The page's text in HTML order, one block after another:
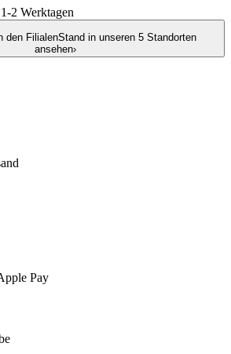
2 Werktagen
den FilialenStand in unseren 5 Standorten
ansehen›
Pay